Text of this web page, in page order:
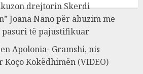
drejtorin Skerdi
Joana Nano për abuzim me
të pajustifikuar
Apolonia- Gramshi, nis
Kokëdhimën (VIDEO)